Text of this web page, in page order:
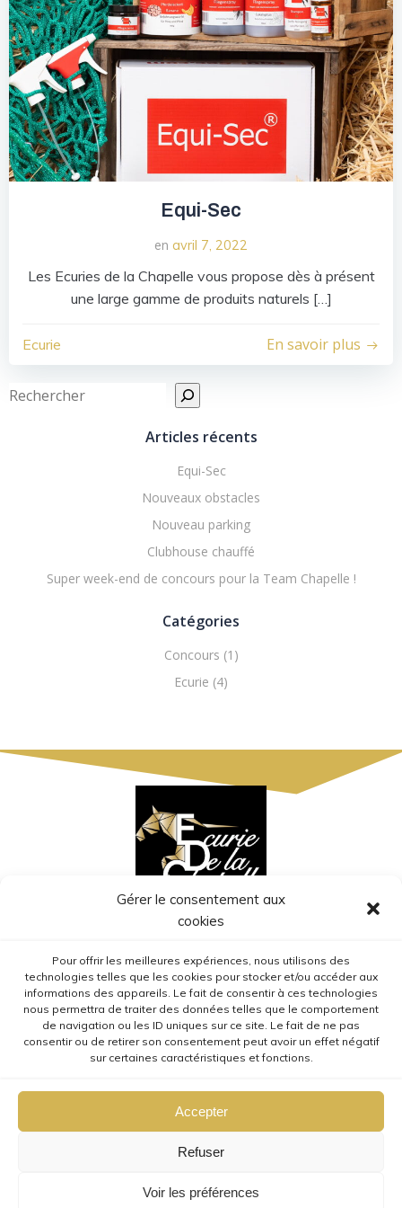
Gérer le consentement aux
cookies
Pour offrir les meilleures expériences, nous utilisons des
technologies telles que les cookies pour stocker et/ou accéder aux
informations des appareils. Le fait de consentir à ces technologies
nous permettra de traiter des données telles que le comportement
de navigation ou les ID uniques sur ce site. Le fait de ne pas
consentir ou de retirer son consentement peut avoir un effet négatif
sur certaines caractéristiques et fonctions.
Accepter
Refuser
Voir les préférences
Equi-Sec
en avril 7, 2022
Les Ecuries de la Chapelle vous propose dès à présent
une large gamme de produits naturels […]
Ecurie En savoir plus
Articles récents
Equi-Sec
Nouveaux obstacles
Nouveau parking
Clubhouse chauffé
Super week-end de concours pour la Team Chapelle !
Catégories
Concours (1)
Ecurie (4)
Écurie de la Chapelle
5 route de Herrlisheim
68127 Niederhergheim
Tel : 07.80.09.69.62